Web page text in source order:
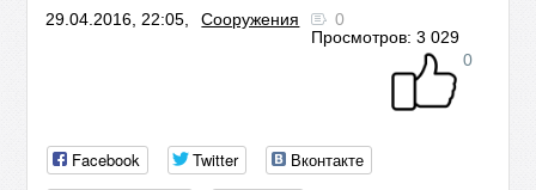
29.04.2016, 22:05, Сооружения
0
Просмотров: 3 029
0
Facebook Twitter
Вконтакте